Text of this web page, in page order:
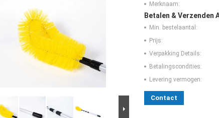
Merknaam:
Betalen & Verzenden
Min. bestelaantal:
Prijs:
Verpakking Details:
Betalingscondities:
Levering vermogen:
Contact